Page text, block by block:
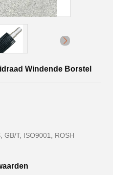
Windende Borstel
GB/T, ISO9001, ROSH